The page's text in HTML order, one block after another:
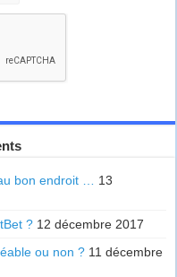
bon endroit … 13
? 12 décembre 2017
ou non ? 11 décembre